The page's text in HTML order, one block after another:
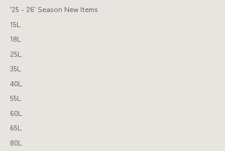
'25 - 26' Season New Items
15L
18L
25L
35L
40L
55L
60L
65L
80L